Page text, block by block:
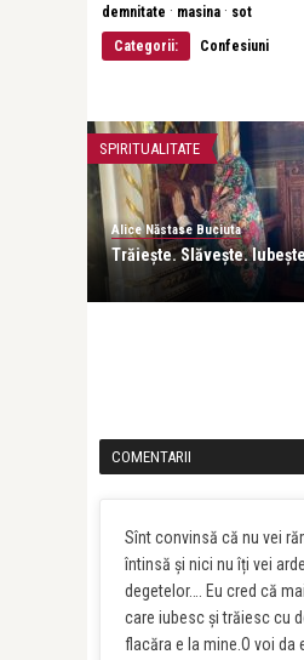
demnitate · masina · sot
Categorii:
Confesiuni
SPIRITUALITATE
Alice Năstase Buciuta
Trăiește. Slăvește.
COMENTARII
Sînt convinsă că nu vei
întinsă și nici nu îți vei
degetelor…. Eu cred că
care iubesc și trăiesc cu
flacăra e la mine.O voi da